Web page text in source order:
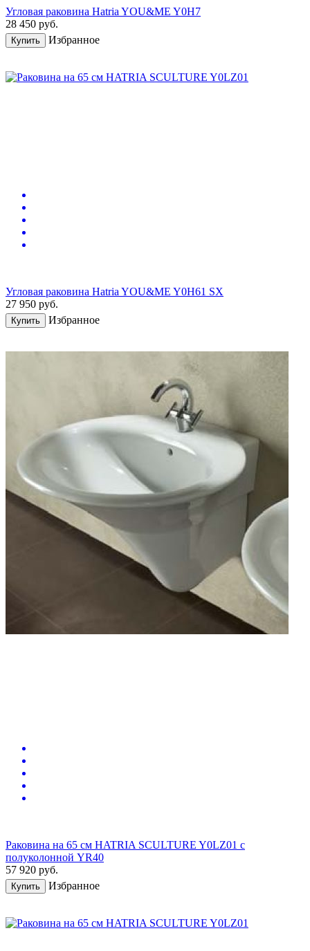
Угловая раковина Hatria YOU&ME Y0H7
28 450 руб.
Купить Избранное
Угловая раковина Hatria YOU&ME Y0H61 SX
27 950 руб.
Купить Избранное
Раковина на 65 см HATRIA SCULTURE Y0LZ01 с
полуколонной YR40
57 920 руб.
Купить Избранное